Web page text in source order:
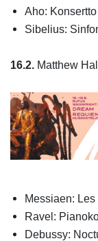
Aho:
Sibelius:
16.2. Matthew
Messiaen:
Ravel:
Debussy: